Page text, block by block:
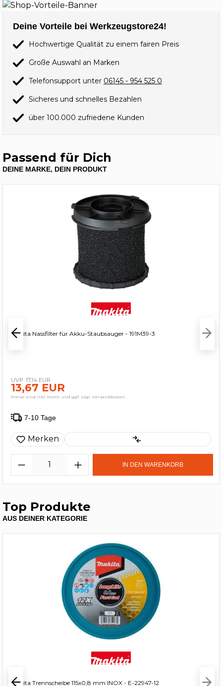
Deine Vorteile bei Werkzeugstore24!
Hochwertige Qualität zu einem fairen Preis
Große Auswahl an Marken
Telefonsupport unter 06145 - 954 525 0
Sicheres und schnelles Bezahlen
über 100.000 zufriedene Kunden
Passend für Dich
DEINE MARKE, DEIN PRODUKT
Makita Nassfilter für Akku-Staubsauger - 191M39-3
17,14 EUR
13,67 EUR
Preise sind inkl. MwSt. und ggf. zzgl. Versandkosten
7-10 Tage
Merken
IN DEN WARENKORB
Top Produkte
AUS DEINER KATEGORIE
Makita Trennscheibe 115x0,8 mm INOX - E-22947-12